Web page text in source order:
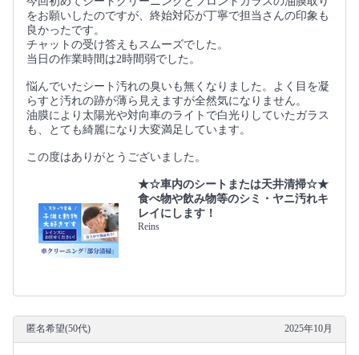
をお願いしたのですが、終始対応が丁寧で担当さんの印象も
良かったです。
チャットの受け答えもスムーズでした。
当日の作業時間は2時間弱でした。
悩んでいたシート汚れの臭いも無くなりました。よく目を凝
らすと汚れの跡が薄ら見えますが全然気になりません。
油膜により太陽光や対向車のライトで白光りしていたガラス
も、とても綺麗になり大変満足しています。
この度はありがとうございました。
★☆車内のシートまたは天井清掃☆★
食べ物や飲み物等のシミ・ヤニ汚れキ
レイにします！
Reins
匿名希望(50代) 2025年10月